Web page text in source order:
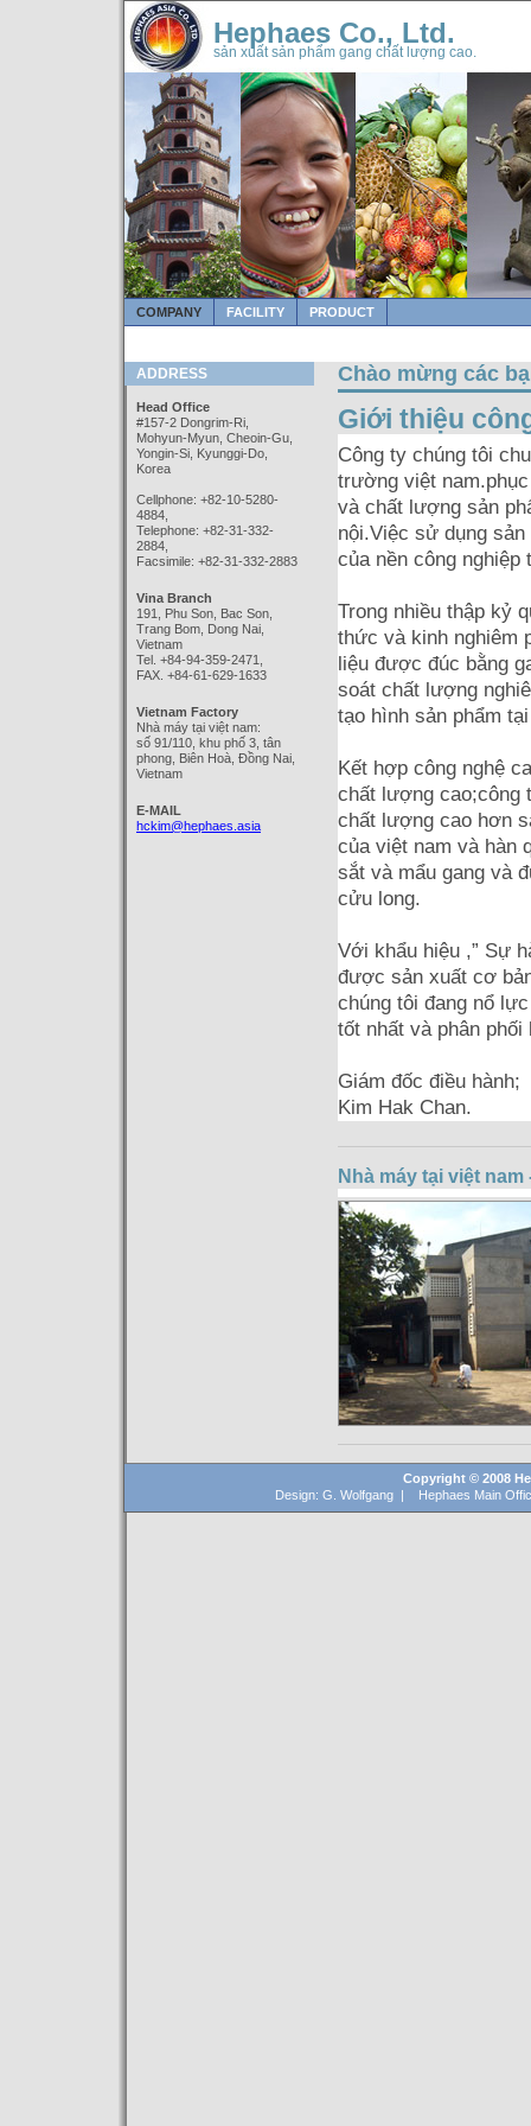
Hephaes Co., Ltd.
sản xuất sản phẩm gang chất lượng cao.
COMPANY FACILITY PRODUCT
ADDRESS
Head Office
#157-2 Dongrim-Ri,
Mohyun-Myun, Cheoin-Gu,
Yongin-Si, Kyunggi-Do,
Korea
Cellphone: +82-10-5280-
4884,
Telephone: +82-31-332-
2884,
Facsimile: +82-31-332-2883
Vina Branch
191, Phu Son, Bac Son,
Trang Bom, Dong Nai,
Vietnam
Tel. +84-94-359-2471,
FAX. +84-61-629-1633
Vietnam Factory
Nhà máy tại việt nam:
số 91/110, khu phố 3, tân
phong, Biên Hoà, Đồng Nai,
Vietnam
E-MAIL
hckim@hephaes.asia
Chào mừng các
Giới thiệu
Công ty chúng tôi
trường việt
và chất lượng sản
nội.Việc sử dụng
của nền công nghiệp
Trong nhiều thập kỷ
thức và kinh nghiêm
liệu được đúc bằng
soát chất lượng
tạo hình sản phẩm
Kết hợp công nghệ
chất lượng cao;công
chất lượng cao hơn
của việt nam và hàn
sắt và mẩu gang và
cửu long.
Với khẩu hiệu ,” Sự
được sản xuất cơ
chúng tôi đang nổ
tốt nhất và phân
Giám đốc điều hành;
Kim Hak Chan.
Nhà máy tại việt nam
Copyright © 2008
Design: G. Wolfgang | Hephaes Main